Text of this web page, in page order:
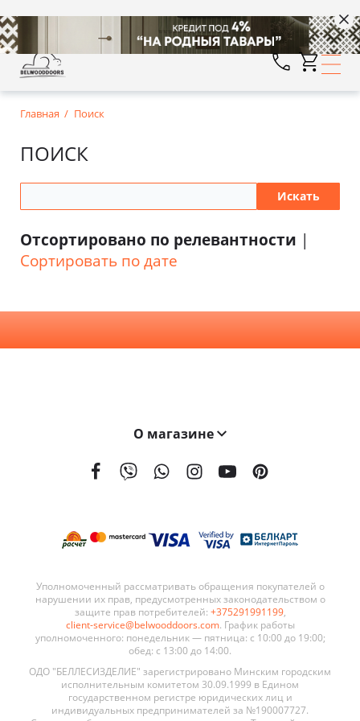
Главная Поиск
ПОИСК
Отсортировано по релевантности |
Сортировать по дате
О магазине
Уполномоченный рассматривать обращения покупателей о
нарушении их прав, предусмотренных законодательством о
защите прав потребителей: +375291991199,
client-service@belwooddoors.com. График работы
уполномоченного: понедельник — пятница: с 10:00 до 19:00;
обед: с 13:00 до 14:00.
ОДО "БЕЛЛЕСИЗДЕЛИЕ" зарегистрировано Минским городским
исполнительным комитетом 30.09.1999 в Едином
государственном регистре юридических лиц и
индивидуальных предпринимателей за №190007727.